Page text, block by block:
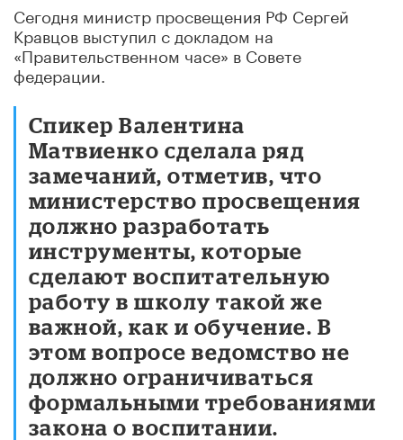
Сегодня министр просвещения РФ Сергей
Кравцов выступил с докладом на
«Правительственном часе» в Совете
федерации.
Спикер Валентина
Матвиенко сделала ряд
замечаний, отметив, что
министерство просвещения
должно разработать
инструменты, которые
сделают воспитательную
работу в школу такой же
важной, как и обучение. В
этом вопросе ведомство не
должно ограничиваться
формальными требованиями
закона о воспитании.